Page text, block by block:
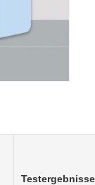
Testergebnisse